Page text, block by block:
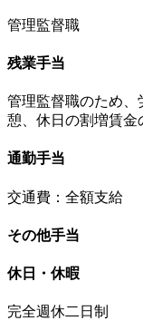
管理監督職
残業手当
管理監督職のため、
憩、休日の割増賃金
通勤手当
交通費：全額支給
その他手当
休日・休暇
完全週休二日制